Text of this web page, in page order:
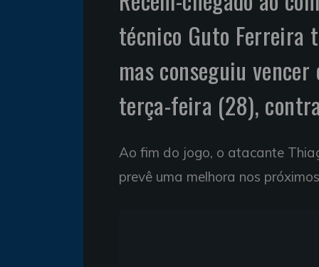
técnico Guto Ferreira
mas conseguiu
terça-feira (28),
Ao fim do jogo, o atacante
prevê uma melhora nos